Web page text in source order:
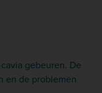
gebeuren. De
en de problemen